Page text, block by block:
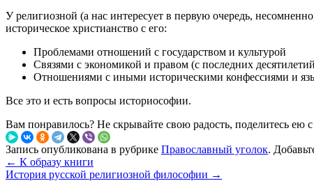
У религиозной (а нас интересует в первую очередь,
историческое христианство с его:
Проблемами отношений с государством и культурой
Связями с экономикой и правом (с последних
Отношениями с иными историческими конфессиями и
Все это и есть вопросы историософии.
Вам понравилось? Не скрывайте свою радость, поделитесь ею
Запись опубликована в рубрике Православный уголок.
← К образу книги
История русской религиозной философии →